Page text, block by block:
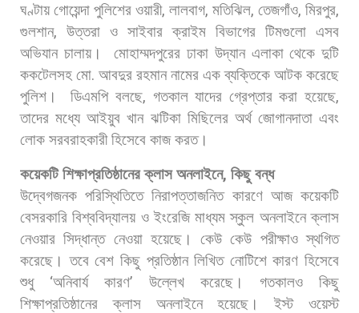
ঘণ্টায় গোয়েন্দা পুলিশের ওয়ারী, লালবাগ, মতিঝিল, তেজগাঁও, মিরপুর,
গুলশান, উত্তরা ও সাইবার ক্রাইম বিভাগের টিমগুলো এসব
অভিযান চালায়। মোহাম্মদপুরের ঢাকা উদ্যান এলাকা থেকে দুটি
ককটেলসহ মো. আবদুর রহমান নামের এক ব্যক্তিকে আটক করেছে
পুলিশ।
ডিএমপি বলছে, গতকাল যাদের গ্রেপ্তার করা হয়েছে,
তাদের মধ্যে আইয়ুব খান ঝটিকা মিছিলের অর্থ জোগানদাতা এবং
লোক সরবরাহকারী হিসেবে কাজ করত।
কয়েকটি শিক্ষাপ্রতিষ্ঠানের ক্লাস অনলাইনে, কিছু বন্ধ
উদ্বেগজনক পরিস্থিতিতে নিরাপত্তাজনিত কারণে আজ কয়েকটি
বেসরকারি বিশ্ববিদ্যালয় ও ইংরেজি মাধ্যম স্কুল অনলাইনে ক্লাস
নেওয়ার সিদ্ধান্ত নেওয়া হয়েছে। কেউ কেউ পরীক্ষাও স্থগিত
করেছে। তবে বেশ কিছু প্রতিষ্ঠান লিখিত নোটিশে কারণ হিসেবে
শুধু‘অনিবার্য কারণ’ উল্লেখ করেছে। গতকালও
কিছু
শিক্ষাপ্রতিষ্ঠানের
ক্লাস অনলাইনে হয়েছে। ইস্ট
ওয়েস্ট